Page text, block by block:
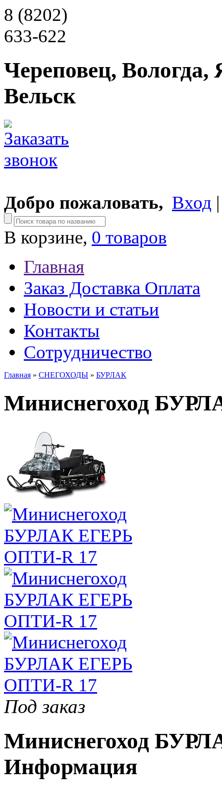
8 (8202)
633-622
Череповец, Вологда,
Вельск
Добро пожаловать, Вход
В корзине, 0 товаров
Главная
Заказ Доставка Оплата
Новости и статьи
Контакты
Сотрудничество
Главная » СНЕГОХОДЫ » БУРЛАК
Миниснегоход
Под заказ
Миниснегоход
Информация